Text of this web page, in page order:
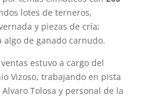
lotes de terneros,
y piezas de cría;
de ganado carnudo.
estuvo a cargo del
Vizoso, trabajando en pista
Tolosa y personal de la